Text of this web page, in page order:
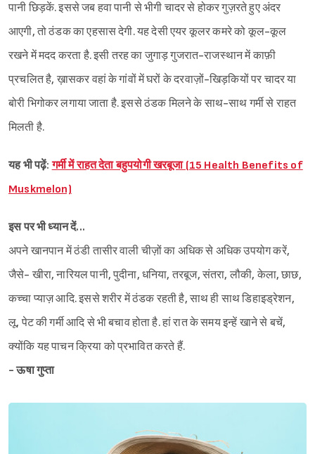
पानी छिड़कें. इससे जब हवा पानी से भीगी चादर से होकर गुज़रते हुए अंदर
आएगी, तो ठंडक का एहसास देगी. यह देसी एयर कूलर कमरे को कूल-कूल
रखने में मदद करता है. इसी तरह का जुगाड़ गुजरात-राजस्थान में काफ़ी
प्रचलित है, ख़ासकर वहां के गांवों में घरों के दरवाज़ों-खिड़कियों पर चादर या
बोरी भिगोकर लगाया जाता है. इससे ठंडक मिलने के साथ-साथ गर्मी से राहत
मिलती है.
यह भी पढ़ें:गर्मी में राहत देता बहुपयोगी खरबूजा (15 Health Benefits of
Muskmelon)
इस पर भी ध्यान दें...
अपने खानपान में ठंडी तासीर वाली चीज़ों का अधिक से अधिक उपयोग करें,
जैसे- खीरा, नारियल पानी, पुदीना, धनिया, तरबूज, संतरा, लौकी, केला, छाछ,
कच्चा प्याज़ आदि. इससे शरीर में ठंडक रहती है, साथ ही साथ डिहाइड्रेशन,
लू, पेट की गर्मी आदि से भी बचाव होता है. हां रात के समय इन्हें खाने से बचें,
क्योंकि यह पाचन क्रिया को प्रभावित करते हैं.
- ऊषा गुप्ता